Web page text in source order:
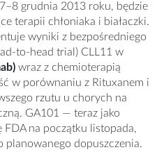
–8 grudnia 2013 roku, będzie
terapii chłoniaka i białaczki.
wyniki z bezpośredniego
to-head trial) CLL11 w
wraz z chemioterapią
w porównaniu z Rituxanem i
rzutu u chorych na
GA101 — teraz jako
FDA na początku listopada,
planowanego dopuszczenia.